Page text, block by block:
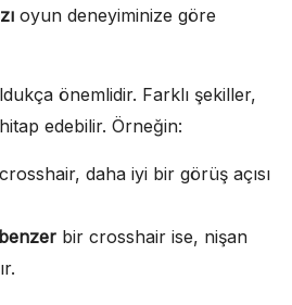
oyun deneyiminize göre
önemlidir. Farklı şekiller,
edebilir. Örneğin:
daha iyi bir görüş açısı
bir crosshair ise, nişan